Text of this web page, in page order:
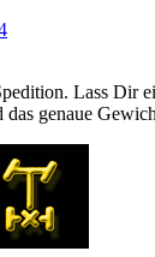
Lass Dir
das genaue